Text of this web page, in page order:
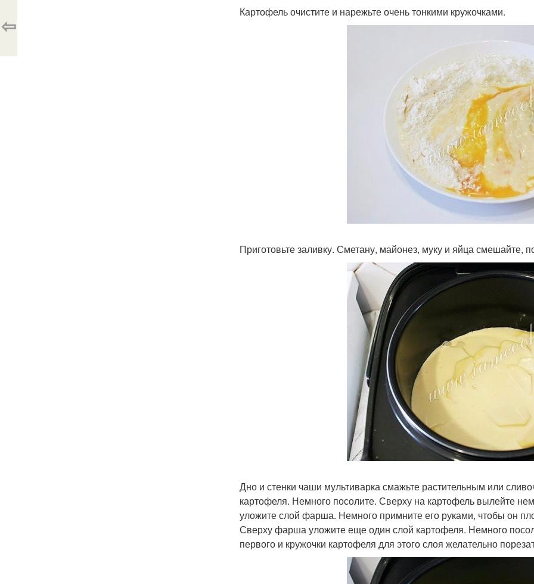
Картофель очистите и нарежьте очень тонкими кружочками.
Приготовьте заливку. Сметану, майонез, муку и яйца смешайте,
Дно и стенки чаши мультиварка смажьте растительным или
картофеля. Немного посолите. Сверху на картофель вылейте
уложите слой фарша. Немного примните его руками, чтобы он
Сверху фарша уложите еще один слой картофеля. Немного
первого и кружочки картофеля для этого слоя желательно
⇦